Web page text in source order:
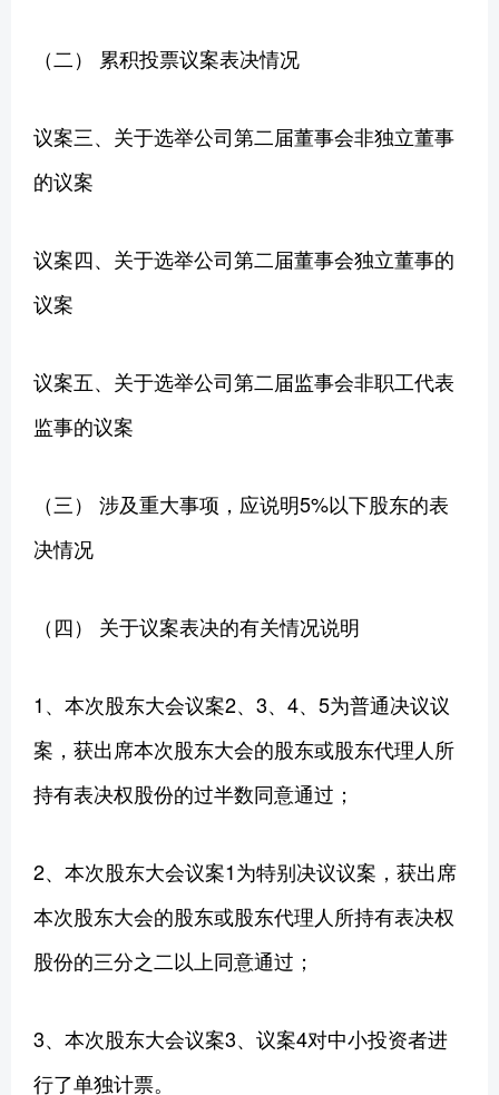
（二） 累积投票议案表决情况
议案三、关于选举公司第二届董事会非独立董事
的议案
议案四、关于选举公司第二届董事会独立董事的
议案
议案五、关于选举公司第二届监事会非职工代表
监事的议案
（三） 涉及重大事项，应说明5%以下股东的表
决情况
（四） 关于议案表决的有关情况说明
1、本次股东大会议案2、3、4、5为普通决议议
案，获出席本次股东大会的股东或股东代理人所
持有表决权股份的过半数同意通过；
2、本次股东大会议案1为特别决议议案，获出席
本次股东大会的股东或股东代理人所持有表决权
股份的三分之二以上同意通过；
3、本次股东大会议案3、议案4对中小投资者进
行了单独计票。